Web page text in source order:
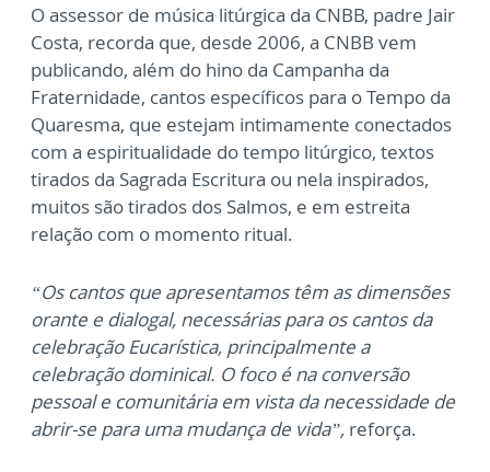
O assessor de música litúrgica da CNBB, padre Jair
Costa, recorda que, desde 2006, a CNBB vem
publicando, além do hino da Campanha da
Fraternidade, cantos específicos para o Tempo da
Quaresma, que estejam intimamente conectados
com a espiritualidade do tempo litúrgico, textos
tirados da Sagrada Escritura ou nela inspirados,
muitos são tirados dos Salmos, e em estreita
relação com o momento ritual.
“Os cantos que apresentamos têm as dimensões
orante e dialogal, necessárias para os cantos da
celebração Eucarística, principalmente a
celebração dominical. O foco é na conversão
pessoal e comunitária em vista da necessidade de
abrir-se para uma mudança de vida”, reforça.